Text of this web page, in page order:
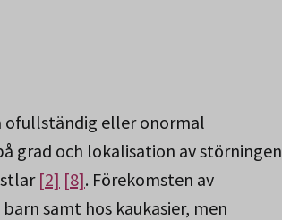
ofullständig eller onormal
grad och lokalisation av störningen
[2] [8]. Förekomsten av
samt hos kaukasier, men